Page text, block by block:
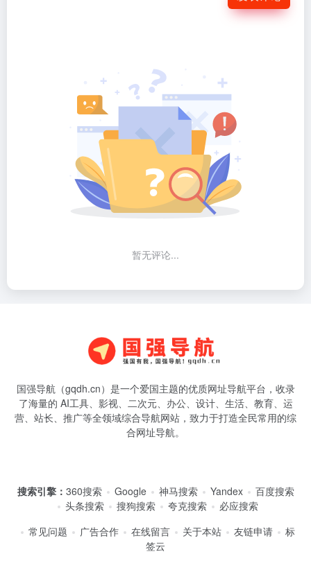
暂无评论...
国强导航（gqdh.cn）是一个爱国主题的优质网址导航平台，收录
了海量的 AI工具、影视、二次元、办公、设计、生活、教育、运
营、站长、推广等全领域综合导航网站，致力于打造全民常用的综
合网址导航。
搜索引擎： 360搜索 Google 神马搜索 Yandex
百度搜索
头条搜索
搜狗搜索 夸克搜索
必应搜索
常见问题
广告合作 在线留言 关于本站 友链申请
标
签云